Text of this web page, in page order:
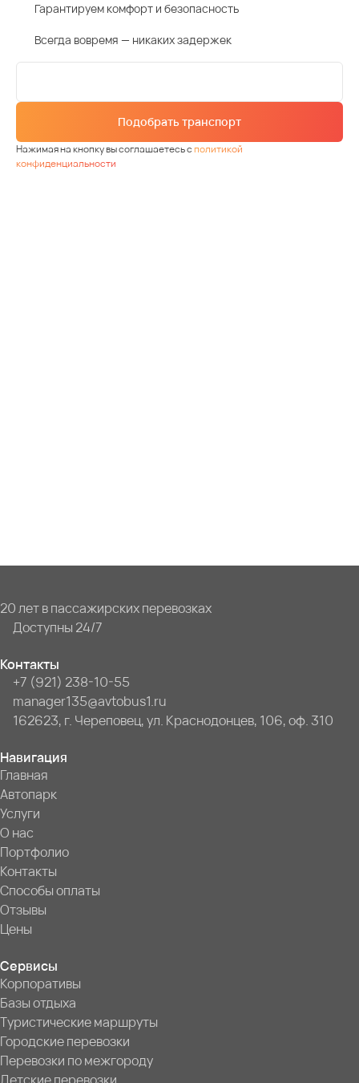
Гарантируем комфорт и безопасность
Всегда вовремя — никаких задержек
Подобрать транспорт
Нажимая на кнопку вы соглашаетесь сполитикой
конфиденциальности
20 лет в пассажирских перевозках
Доступны 24/7
Контакты
+7 (921) 238-10-55
manager135@avtobus1.ru
162623, г. Череповец, ул. Краснодонцев, 106, оф. 310
Навигация
Главная
Автопарк
Услуги
О нас
Портфолио
Контакты
Способы оплаты
Отзывы
Цены
Сервисы
Корпоративы
Базы отдыха
Туристические маршруты
Городские перевозки
Перевозки по межгороду